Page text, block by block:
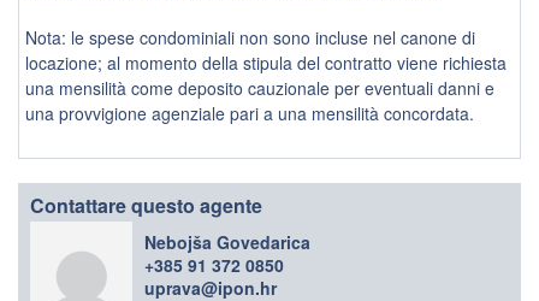
Nota: le spese condominiali non sono incluse nel canone di
locazione; al momento della stipula del contratto viene richiesta
una mensilità come deposito cauzionale per eventuali danni e
una provvigione agenziale pari a una mensilità concordata.
Contattare questo agente
Nebojša Govedarica
+385 91 372 0850
uprava@ipon.hr